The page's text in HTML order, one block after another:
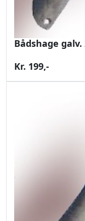
Bådshage galv.
Kr. 199,-